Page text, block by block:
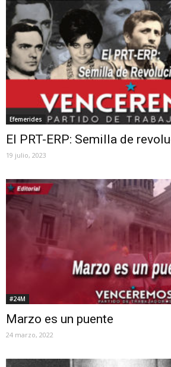
Efemerides
El PRT-ERP: Semilla de
19 julio, 2023
#24M
Marzo es un puente
24 marzo, 2022